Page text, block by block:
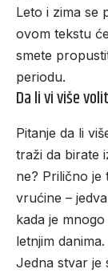
Leto i zima se
ovom tekstu
smete
periodu.
Da li vi više
Pitanje da li
traži da birate
ne? Prilično je
vrućine –
kada je
letnjim danima.
Jedna stvar je